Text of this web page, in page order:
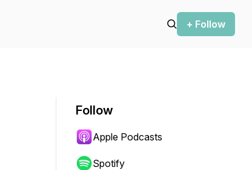
+ Follow
Follow
Apple Podcasts
Spotify